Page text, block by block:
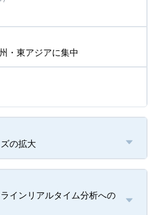
・東アジアに集中
の拡大
インリアルタイム分析への